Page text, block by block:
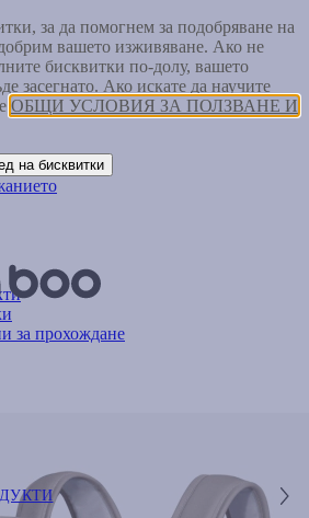
за да помогнем за подобряване на
вашето изживяване. Ако не
бисквитки по-долу, вашето
засегнато. Ако искате да научите
ОБЩИ УСЛОВИЯ ЗА ПОЛЗВАНЕ И
на бисквитки
за прохождане